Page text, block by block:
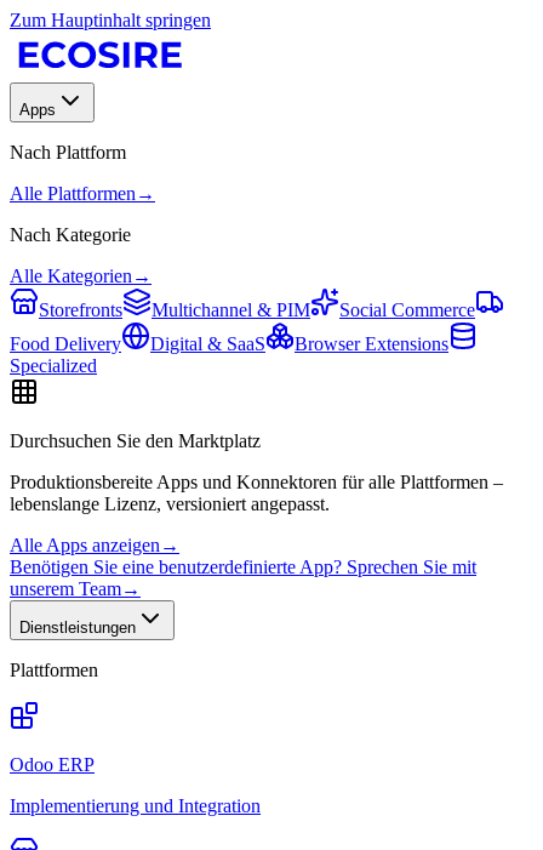
Zum Hauptinhalt springen
Apps
Nach Plattform
Alle Plattformen →
Nach Kategorie
Alle Kategorien →
Storefronts
Multichannel & PIM
Social Commerce
Food Delivery
Digital & SaaS
Browser Extensions
Specialized
Durchsuchen Sie den Marktplatz
Produktionsbereite Apps und Konnektoren für alle Plattformen –
lebenslange Lizenz, versioniert angepasst.
Alle Apps anzeigen →
Benötigen Sie eine benutzerdefinierte App? Sprechen Sie mit
unserem Team→
Dienstleistungen
Plattformen
Odoo ERP
Implementierung und Integration